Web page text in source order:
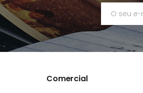
Comercial